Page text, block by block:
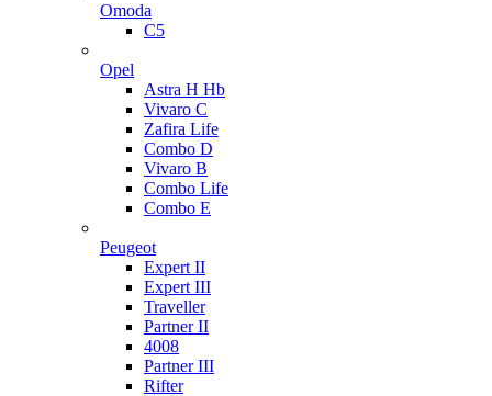
Omoda
C5
Opel
Astra H Hb
Vivaro C
Zafira Life
Combo D
Vivaro B
Combo Life
Combo E
Peugeot
Expert II
Expert III
Traveller
Partner II
4008
Partner III
Rifter